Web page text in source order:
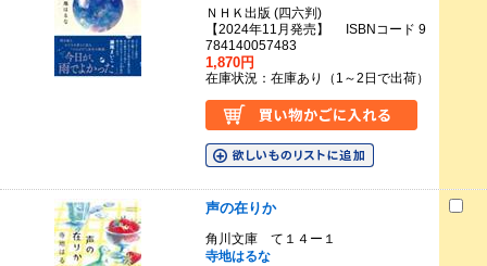
ＮＨＫ出版 (四六判)
【2024年11月発売】 ISBNコード 9
784140057483
1,870円
在庫状況：在庫あり（1～2日で出荷）
声の在りか
角川文庫 て１４ー１
寺地はるな